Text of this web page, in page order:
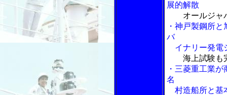
展的解散
オールジャ
・神戸製鋼所
バ
イナリー発電
海上試験も
・三菱重工業
名
村造船所と基